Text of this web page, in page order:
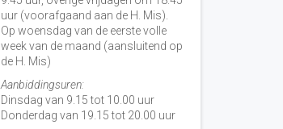
uur (voorafgaand aan de H. Mis).
Op woensdag van de eerste volle
week van de maand (aansluitend op
de H. Mis)
Aanbiddingsuren:
Dinsdag van 9.15 tot 10.00 uur
Donderdag van 19.15 tot 20.00 uur